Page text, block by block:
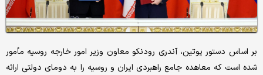
بر اساس دستور پوتین، آندری رودنکو معاون وزیر امور خارجه روسیه مأمور
شده است که معاهده جامع راهبردی ایران و روسیه را به دومای دولتی ارائه